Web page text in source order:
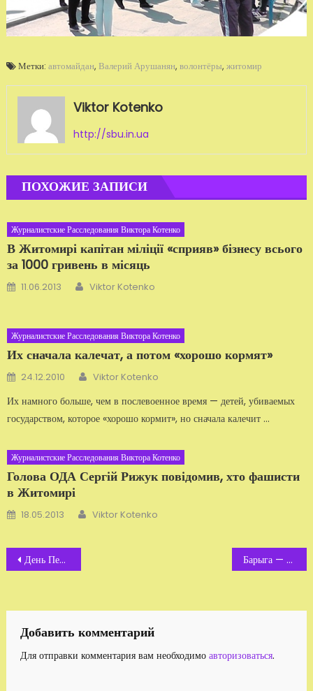
Метки: автомайдан, Валерий Арушанян, волонтёры, житомир
Viktor Kotenko
http://sbu.in.ua
ПОХОЖИЕ ЗАПИСИ
Журналистские Расследования Виктора Котенко
В Житомирі капітан міліції «сприяв» бізнесу всього
за 1000 гривень в місяць
Добавлено
11.06.2013 Автор
Viktor Kotenko
Журналистские Расследования Виктора Котенко
Их сначала калечат, а потом «хорошо кормят»
Добавлено
24.12.2010 Автор
Viktor Kotenko
Их намного больше, чем в послевоенное время — детей, убиваемых
государством, которое «хорошо кормит», но сначала калечит ...
Журналистские Расследования Виктора Котенко
Голова ОДА Сергій Рижук повідомив, хто фашисти
в Житомирі
Добавлено
18.05.2013 Автор
Viktor Kotenko
Навигация
записям
День Перемоги у Житомирі. Відео Барыга — председатель тайно разбазаривал землю общины. Видео
Добавить комментарий
Для отправки комментария вам необходимо авторизоваться.